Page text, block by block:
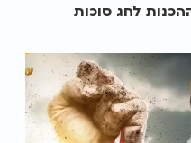
לחג סוכות